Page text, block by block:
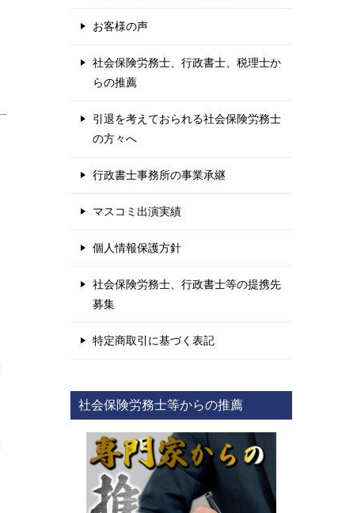
お客様の声
社会保険労務士、行政書士、税理士か
らの推薦
引退を考えておられる社会保険労務士
の方々へ
行政書士事務所の事業承継
マスコミ出演実績
個人情報保護方針
社会保険労務士、行政書士等の提携先
募集
特定商取引に基づく表記
社会保険労務士等からの推薦